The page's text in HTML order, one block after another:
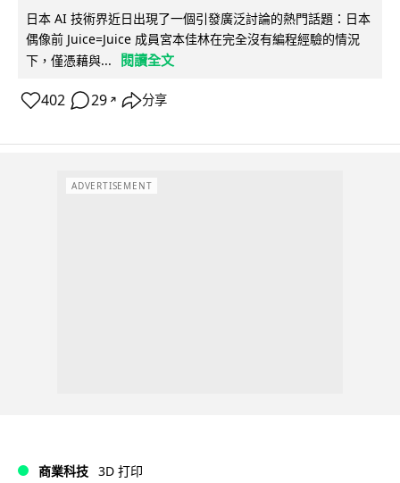
日本 AI 技術界近日出現了一個引發廣泛討論的熱門話題：日本
偶像前 Juice=Juice 成員宮本佳林在完全沒有編程經驗的情況
下，僅憑藉與...
閱讀全文
402 29 ↗ 分享
ADVERTISEMENT
商業科技 3D 打印